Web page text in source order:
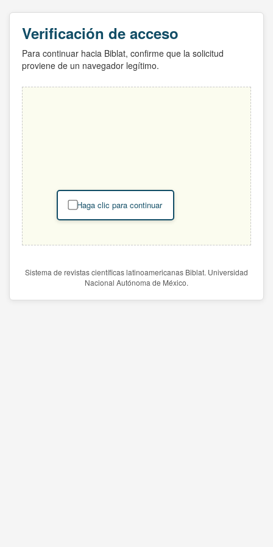
Verificación de acceso
Para continuar hacia Biblat, confirme que la solicitud
proviene de un navegador legítimo.
Haga clic para continuar
Sistema de revistas científicas latinoamericanas Biblat. Universidad
Nacional Autónoma de México.